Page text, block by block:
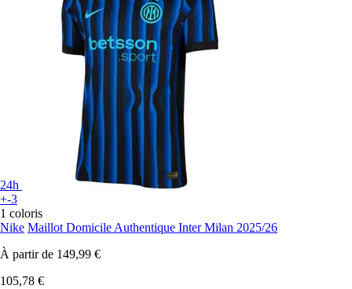
24h
+-3
1 coloris
Nike Maillot Domicile Authentique Inter Milan 2025/26
À partir de 149,99 €
105,78 €